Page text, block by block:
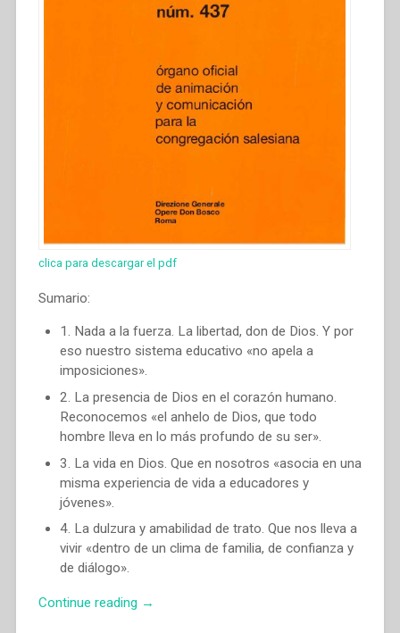
clica para descargar el pdf
Sumario:
1. Nada a la fuerza. La libertad, don de Dios. Y por
eso nuestro sistema educativo «no apela a
imposiciones».
2. La presencia de Dios en el corazón humano.
Reconocemos «el anhelo de Dios, que todo
hombre lleva en lo más profundo de su ser».
3. La vida en Dios. Que en nosotros «asocia en una
misma experiencia de vida a educadores y
jóvenes».
4. La dulzura y amabilidad de trato. Que nos lleva a
vivir «dentro de un clima de familia, de confianza y
de diálogo».
Continue reading “Ángel
→